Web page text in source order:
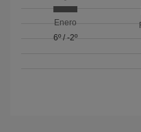
Enero
6º/ -2º